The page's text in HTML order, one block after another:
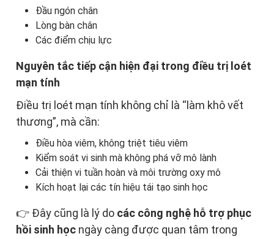
Đầu ngón chân
Lòng bàn chân
Các điểm chịu lực
Nguyên tắc tiếp cận hiện đại trong điều trị loét
mạn tính
Điều trị loét mạn tính không chỉ là “làm khô vết
thương”, mà cần:
Điều hòa viêm, không triệt tiêu viêm
Kiểm soát vi sinh mà không phá vỡ mô lành
Cải thiện vi tuần hoàn và môi trường oxy mô
Kích hoạt lại các tín hiệu tái tạo sinh học
👉 Đây cũng là lý do các công nghệ hỗ trợ phục
hồi sinh học ngày càng được quan tâm trong